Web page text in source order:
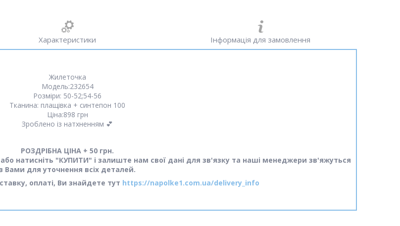
Характеристики Інформація для замовлення
Жилеточка
Модель:232654
Розміри: 50-52;54-56
Тканина: плащівка + синтепон 100
Ціна:898 грн
Зроблено із натхненням 💕
РОЗДРІБНА ЦІНА + 50 грн.
натисніть "КУПИТИ" і залиште нам свої дані для зв'язку та наші менеджери зв'яжуться
Вами для уточнення всіх деталей.
оплаті, Ви знайдете тут https://napolke1.com.ua/delivery_info